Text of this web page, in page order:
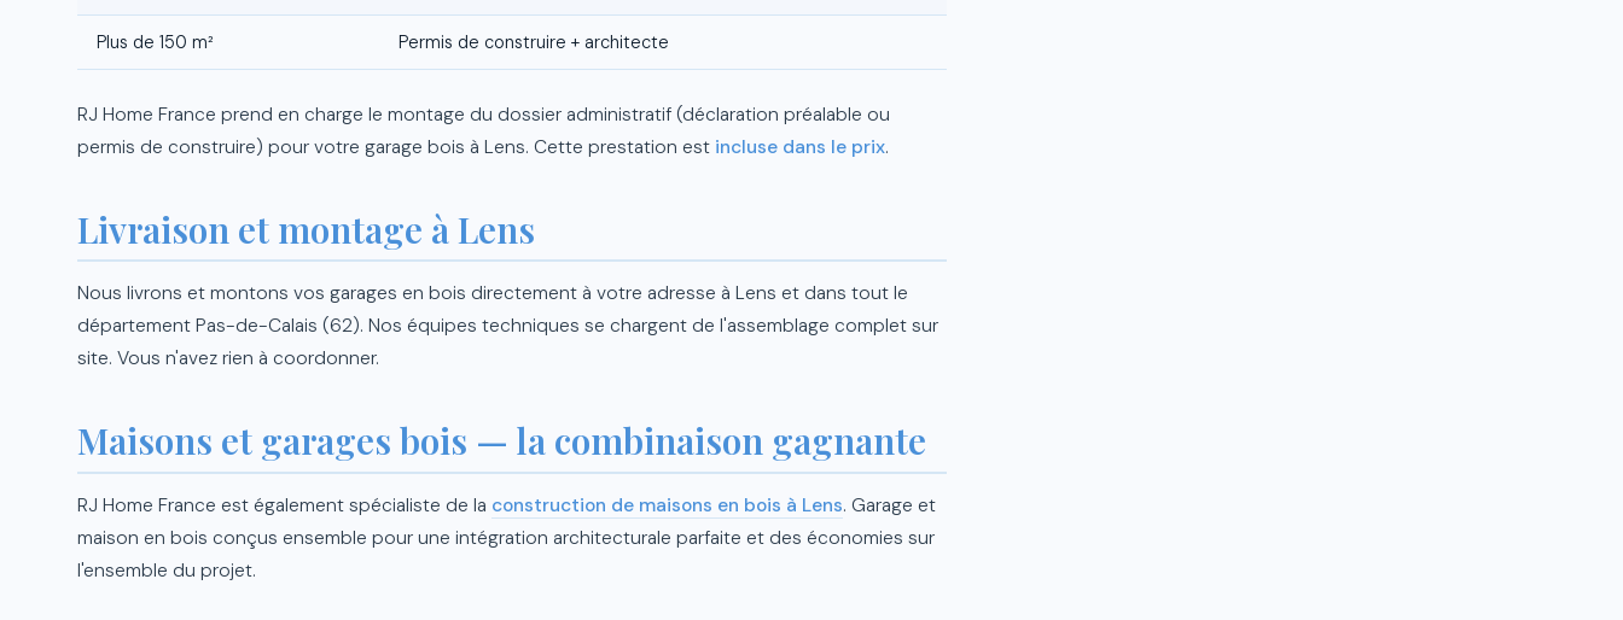
Plus de 150 m² Permis de construire + architecte
RJ Home France prend en charge le montage du dossier administratif (déclaration préalable ou
permis de construire) pour votre garage bois à Lens. Cette prestation est incluse dans le prix.
Livraison et montage à Lens
Nous livrons et montons vos garages en bois directement à votre adresse à Lens et dans tout le
département Pas-de-Calais (62). Nos équipes techniques se chargent de l'assemblage complet sur
site. Vous n'avez rien à coordonner.
Maisons et garages bois — la combinaison gagnante
RJ Home France est également spécialiste de la construction de maisons en bois à Lens. Garage et
maison en bois conçus ensemble pour une intégration architecturale parfaite et des économies sur
l'ensemble du projet.